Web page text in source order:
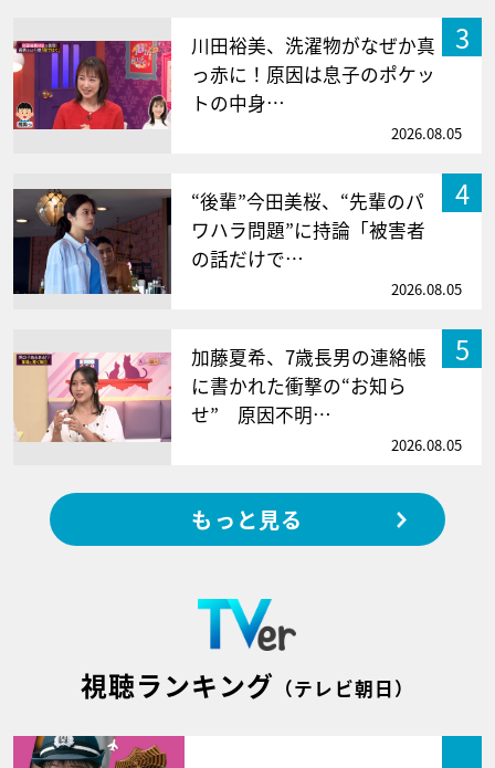
3
川田裕美、洗濯物がなぜか真
っ赤に！原因は息子のポケッ
トの中身…
2026.08.05
4
“後輩”今田美桜、“先輩のパ
ワハラ問題”に持論「被害者
の話だけで…
2026.08.05
5
加藤夏希、7歳長男の連絡帳
に書かれた衝撃の“お知ら
せ” 原因不明…
2026.08.05
もっと見る
視聴ランキング （テレビ朝日）